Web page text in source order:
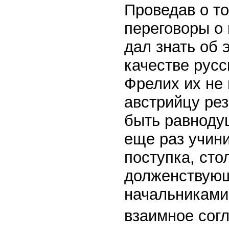
Проведав о
переговоры
дал знать об
качестве
Фрелих их не
австрийцу
быть
еще раз
поступка,
взаимное